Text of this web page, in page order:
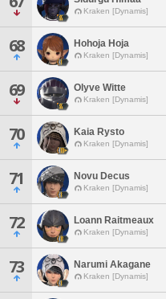
Kraken [Dynamis]
68 Hohoja Hoja
Kraken [Dynamis]
69 Olyve Witte
Kraken [Dynamis]
70 Kaia Rysto
Kraken [Dynamis]
71 Novu Decus
Kraken [Dynamis]
72 Loann Raitmeaux
Kraken [Dynamis]
73 Narumi Akagane
Kraken [Dynamis]